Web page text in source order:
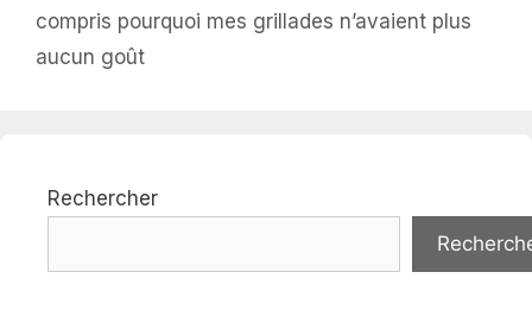
compris pourquoi mes grillades n’avaient plus
aucun goût
Rechercher